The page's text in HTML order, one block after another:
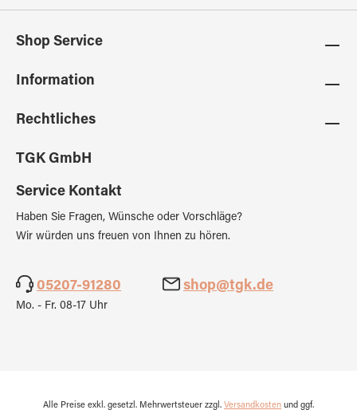
Shop Service
Information
Rechtliches
TGK GmbH
Service Kontakt
Haben Sie Fragen, Wünsche oder Vorschläge?
Wir würden uns freuen von Ihnen zu hören.
05207-91280 shop@tgk.de
Mo. - Fr. 08-17 Uhr
Alle Preise exkl. gesetzl. Mehrwertsteuer zzgl. Versandkosten und ggf.